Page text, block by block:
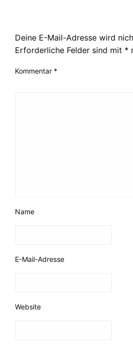
Deine E-Mail-Adresse wird
Erforderliche Felder sind mit *
Kommentar *
Name
E-Mail-Adresse
Website